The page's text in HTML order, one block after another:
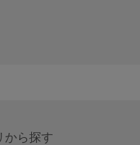
から探す